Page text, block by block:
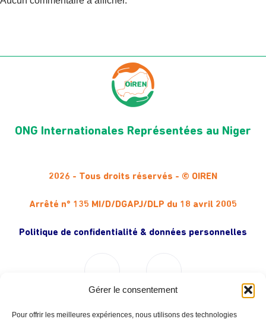
Gérer le consentement
Pour offrir les meilleures expériences, nous utilisons des technologies
ONG Internationales Représentées au Niger
2026 - Tous droits réservés - © OIREN
Arrêté n° 135 MI/D/DGAPJ/DLP du 18 avril 2005
Politique de confidentialité & données personnelles
Liens utiles (Partenaires Institutionnels)